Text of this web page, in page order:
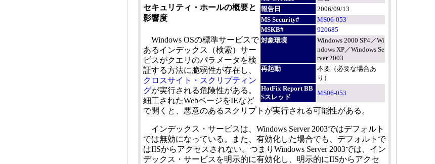
報告日
2006/09/13
MS Security#
MS06-053
MSKB#
920685
対象環境
Windows 2000 SP4／Wi
ndows XP／Windows Se
rver 2003
再起動
不要（必要な場合あ
り）
HotFix Report BB
Sスレッド
MS06-053
セキュリティ・ホールの概要と
影響度
Windows OSの標準サービスで
あるインデックス（検索）サー
ビスがクエリのパラメータを検
証する方法に脆弱性が存在し、
クロスサイト・スクリプティン
グが実行される危険性がある。
細工されたWebページをIEなど
で開くと、悪意のあるスクリプトが実行される可能性がある。
インデックス・サービスは、Windows Server 2003ではデフォルト
では無効になっている。また、有効化した場合でも、デフォルトで
はIISからアクセスされない。つまりWindows Server 2003では、イン
デックス・サービスを明示的に有効化し、明示的にIISからアクセ